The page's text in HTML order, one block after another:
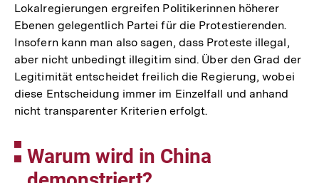
Lokalregierungen ergreifen Politikerinnen höherer
Ebenen gelegentlich Partei für die Protestierenden.
Insofern kann man also sagen, dass Proteste illegal,
aber nicht unbedingt illegitim sind. Über den Grad der
Legitimität entscheidet freilich die Regierung, wobei
diese Entscheidung immer im Einzelfall und anhand
nicht transparenter Kriterien erfolgt.